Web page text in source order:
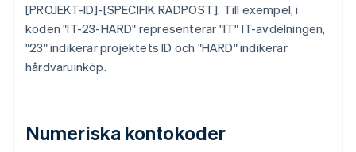
[PROJEKT-ID]-[SPECIFIK RADPOST]. Till exempel, i
koden "IT-23-HARD" representerar "IT" IT-avdelningen,
"23" indikerar projektets ID och "HARD" indikerar
hårdvaruinköp.
Numeriska kontokoder